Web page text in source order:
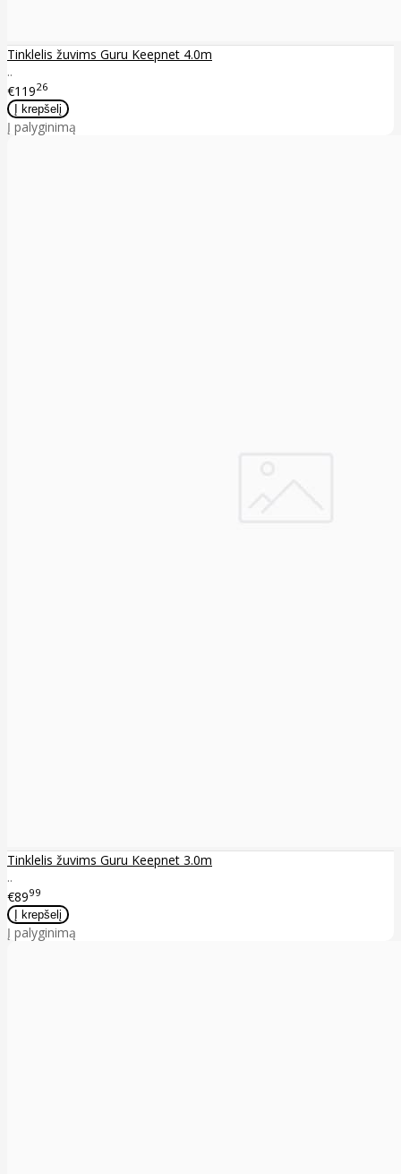
Tinklelis žuvims Guru Keepnet 4.0m
..
€11926
Į palyginimą
Tinklelis žuvims Guru Keepnet 3.0m
..
€8999
Į palyginimą